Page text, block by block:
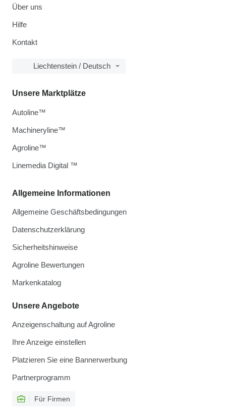
Über uns
Hilfe
Kontakt
Liechtenstein / Deutsch
Allgemeine Informationen
Allgemeine Geschäftsbedingungen
Datenschutzerklärung
Sicherheitshinweise
Agroline Bewertungen
Markenkatalog
Unsere Angebote
Anzeigenschaltung auf Agroline
Ihre Anzeige einstellen
Platzieren Sie eine Bannerwerbung
Partnerprogramm
Für Firmen
Unsere Marktplätze
Autoline™
Machineryline™
Agroline™
Linemedia Digital ™